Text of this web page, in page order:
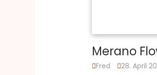
Merano
Fred 28. April